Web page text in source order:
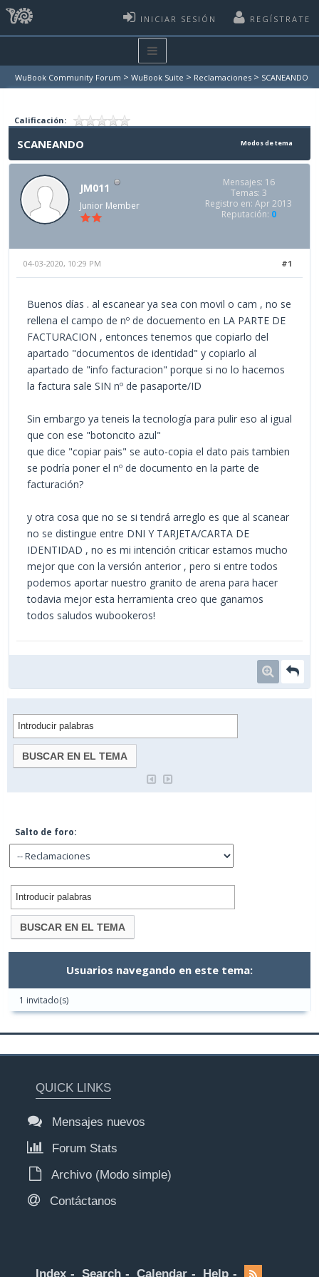
INICIAR SESIÓN REGÍSTRATE
WuBook Community Forum > WuBook Suite > Reclamaciones > SCANEANDO
Calificación:
Modos de tema
SCANEANDO
JM011
Junior Member
Mensajes: 16
Temas: 3
Registro en: Apr 2013
Reputación: 0
#1
04-03-2020, 10:29 PM
Buenos días . al escanear ya sea con movil o cam , no se
rellena el campo de nº de docuemento en LA PARTE DE
FACTURACION , entonces tenemos que copiarlo del
apartado "documentos de identidad" y copiarlo al
apartado de "info facturacion" porque si no lo hacemos
la factura sale SIN nº de pasaporte/ID
Sin embargo ya teneis la tecnología para pulir eso al igual
que con ese "botoncito azul"
que dice "copiar pais" se auto-copia el dato pais tambien
se podría poner el nº de documento en la parte de
facturación?
y otra cosa que no se si tendrá arreglo es que al scanear
no se distingue entre DNI Y TARJETA/CARTA DE
IDENTIDAD , no es mi intención criticar estamos mucho
mejor que con la versión anterior , pero si entre todos
podemos aportar nuestro granito de arena para hacer
todavia mejor esta herramienta creo que ganamos
todos saludos wubookeros!
Salto de foro:
Usuarios navegando en este tema:
1 invitado(s)
QUICK LINKS
Mensajes nuevos
Forum Stats
Archivo (Modo simple)
Contáctanos
Index Search Calendar Help